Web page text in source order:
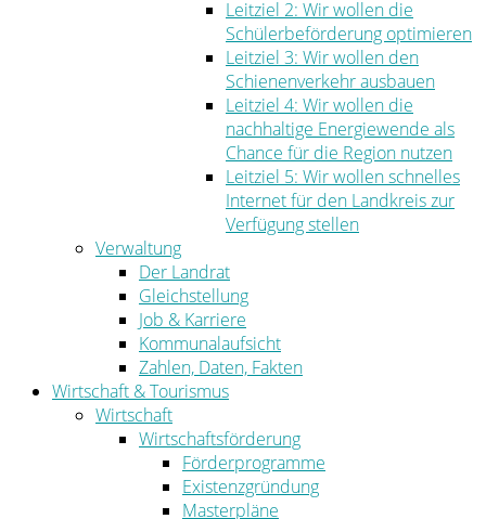
Leitziel 2: Wir wollen die
Schülerbeförderung optimieren
Leitziel 3: Wir wollen den
Schienenverkehr ausbauen
Leitziel 4: Wir wollen die
nachhaltige Energiewende als
Chance für die Region nutzen
Leitziel 5: Wir wollen schnelles
Internet für den Landkreis zur
Verfügung stellen
Verwaltung
Der Landrat
Gleichstellung
Job & Karriere
Kommunalaufsicht
Zahlen, Daten, Fakten
Wirtschaft & Tourismus
Wirtschaft
Wirtschaftsförderung
Förderprogramme
Existenzgründung
Masterpläne